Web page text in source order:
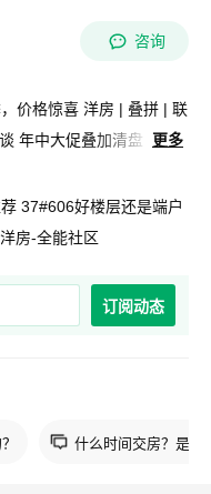
咨询
更多
价格惊喜 洋房 | 叠拼 | 联
年中大促叠加清盘
37#606好楼层还是端户
房-全能社区
订阅动态
什么时间交房？是现